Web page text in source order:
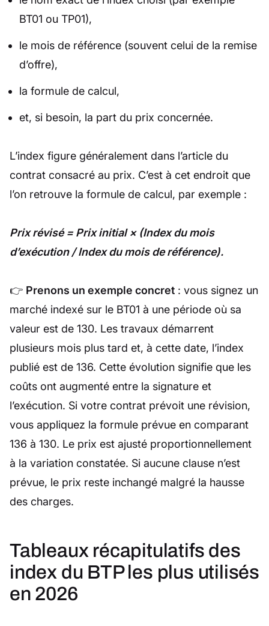
BT01 ou TP01),
le mois de référence (souvent celui de la remise
d’offre),
la formule de calcul,
et, si besoin, la part du prix concernée.
L’index figure généralement dans l’article du
contrat consacré au prix. C’est à cet endroit que
l’on retrouve la formule de calcul, par exemple :
Prix révisé = Prix initial × (Index du mois
d’exécution / Index du mois de référence).
👉 Prenons un exemple concret : vous signez un
marché indexé sur le BT01 à une période où sa
valeur est de 130. Les travaux démarrent
plusieurs mois plus tard et, à cette date, l’index
publié est de 136. Cette évolution signifie que les
coûts ont augmenté entre la signature et
l’exécution. Si votre contrat prévoit une révision,
vous appliquez la formule prévue en comparant
136 à 130. Le prix est ajusté proportionnellement
à la variation constatée. Si aucune clause n’est
prévue, le prix reste inchangé malgré la hausse
des charges.
Tableaux récapitulatifs des
index du BTP les plus utilisés
en 2026